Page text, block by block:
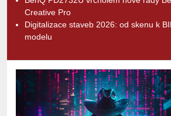
Creative Pro
Digitalizace staveb 2026: od skenu k
modelu